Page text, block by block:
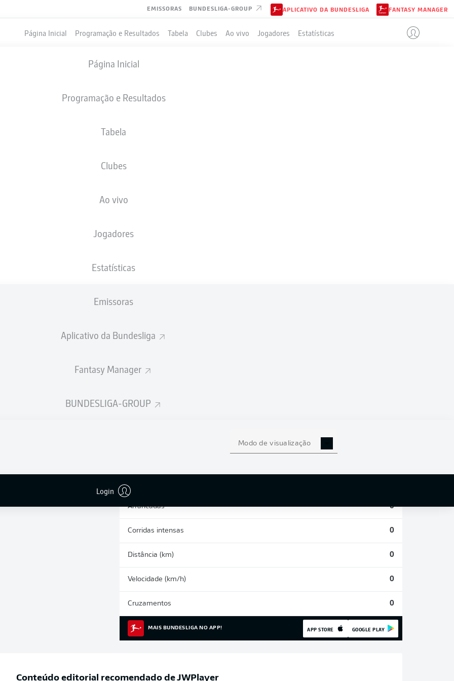
EMISSORAS BUNDESLIGA-GROUP APLICATIVO DA BUNDESLIGA FANTASY MANAGER
Página Inicial Programação e Resultados Tabela Clubes Ao vivo Jogadores Estatísticas
Página Inicial
Programação e Resultados
Tabela
Clubes
Ao vivo
Jogadores
Estatísticas
Emissoras
Aplicativo da Bundesliga
Fantasy Manager
BUNDESLIGA-GROUP
Modo de visualização
Login
13.04.2001
DA TEMPORADA 2026/2027
Arrancadas 0
Corridas intensas 0
Distância (km) 0
Velocidade (km/h) 0
Cruzamentos 0
MAIS BUNDESLIGA NO APP! APP STORE GOOGLE PLAY
Conteúdo editorial recomendado deJWPlayer